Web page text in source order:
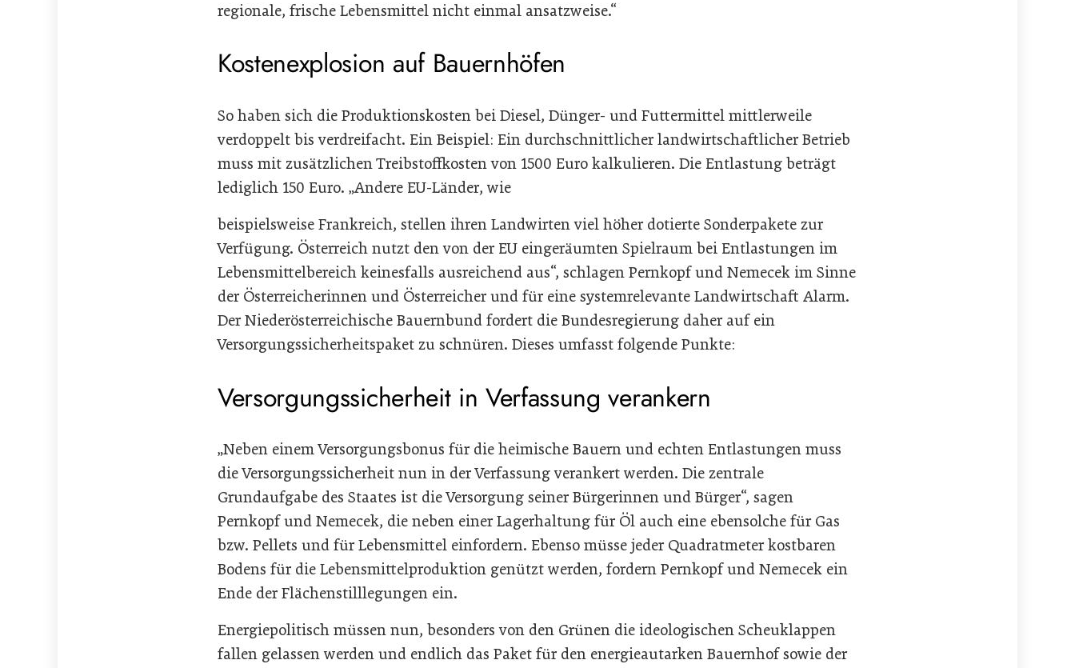
regionale, frische Lebensmittel nicht einmal ansatzweise.“
Kostenexplosion auf Bauernhöfen
So haben sich die Produktionskosten bei Diesel, Dünger- und Futtermittel mittlerweile
verdoppelt bis verdreifacht. Ein Beispiel: Ein durchschnittlicher landwirtschaftlicher Betrieb
muss mit zusätzlichen Treibstoffkosten von 1500 Euro kalkulieren. Die Entlastung beträgt
lediglich 150 Euro. „Andere EU-Länder, wie
beispielsweise Frankreich, stellen ihren Landwirten viel höher dotierte Sonderpakete zur
Verfügung. Österreich nutzt den von der EU eingeräumten Spielraum bei Entlastungen im
Lebensmittelbereich keinesfalls ausreichend aus“, schlagen Pernkopf und Nemecek im Sinne
der Österreicherinnen und Österreicher und für eine systemrelevante Landwirtschaft Alarm.
Der Niederösterreichische Bauernbund fordert die Bundesregierung daher auf ein
Versorgungssicherheitspaket zu schnüren. Dieses umfasst folgende Punkte:
Versorgungssicherheit in Verfassung verankern
„Neben einem Versorgungsbonus für die heimische Bauern und echten Entlastungen muss
die Versorgungssicherheit nun in der Verfassung verankert werden. Die zentrale
Grundaufgabe des Staates ist die Versorgung seiner Bürgerinnen und Bürger“, sagen
Pernkopf und Nemecek, die neben einer Lagerhaltung für Öl auch eine ebensolche für Gas
bzw. Pellets und für Lebensmittel einfordern. Ebenso müsse jeder Quadratmeter kostbaren
Bodens für die Lebensmittelproduktion genützt werden, fordern Pernkopf und Nemecek ein
Ende der Flächenstilllegungen ein.
Energiepolitisch müssen nun, besonders von den Grünen die ideologischen Scheuklappen
fallen gelassen werden und endlich das Paket für den energieautarken Bauernhof sowie der